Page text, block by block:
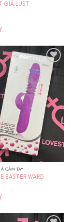
GIẢ LUST
Add to
wishlist
CẦM TAY
EASTER WARD